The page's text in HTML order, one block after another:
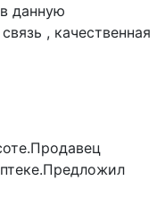
данную
, качественная